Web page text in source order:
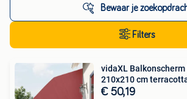
Bewaar je
Filters
vidaXL
210x210 cm
€ 50,19